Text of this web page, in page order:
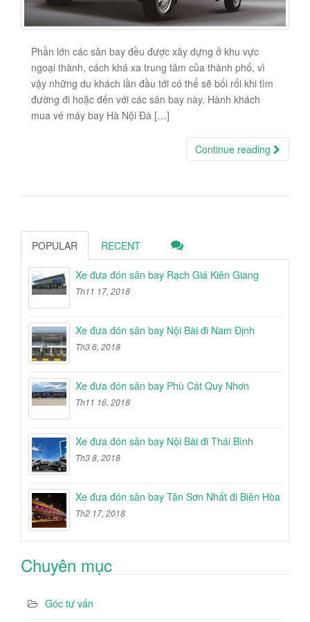
Phần lớn các sân bay đều được xây dựng ở khu vực
ngoại thành, cách khá xa trung tâm của thành phố, vì
vậy những du khách lần đầu tới có thể sẽ bối rối khi tìm
đường đi hoặc đến với các sân bay này. Hành khách
mua vé máy bay Hà Nội Đà […]
Continue reading
POPULAR RECENT
Xe đưa đón sân bay Rạch Giá Kiên Giang
Th11 17, 2018
Xe đưa đón sân bay Nội Bài đi Nam Định
Th3 6, 2018
Xe đưa đón sân bay Phù Cát Quy Nhơn
Th11 16, 2018
Xe đưa đón sân bay Nội Bài đi Thái Bình
Th3 8, 2018
Xe đưa đón sân bay Tân Sơn Nhất đi Biên Hòa
Th2 17, 2018
Chuyên mục
Góc tư vấn